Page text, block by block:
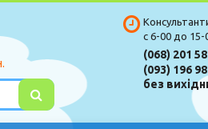
с 6-00 до 15-
(068) 201
(093) 196
без